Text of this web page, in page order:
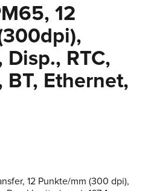
12
Disp., RTC,
BT, Ethernet,
12 Punkte/mm (300 dpi),